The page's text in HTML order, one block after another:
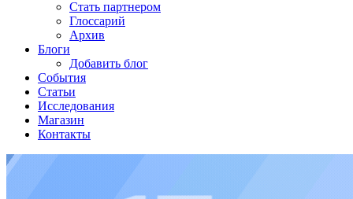
Стать партнером
Глоссарий
Архив
Блоги
Добавить блог
События
Статьи
Исследования
Магазин
Контакты